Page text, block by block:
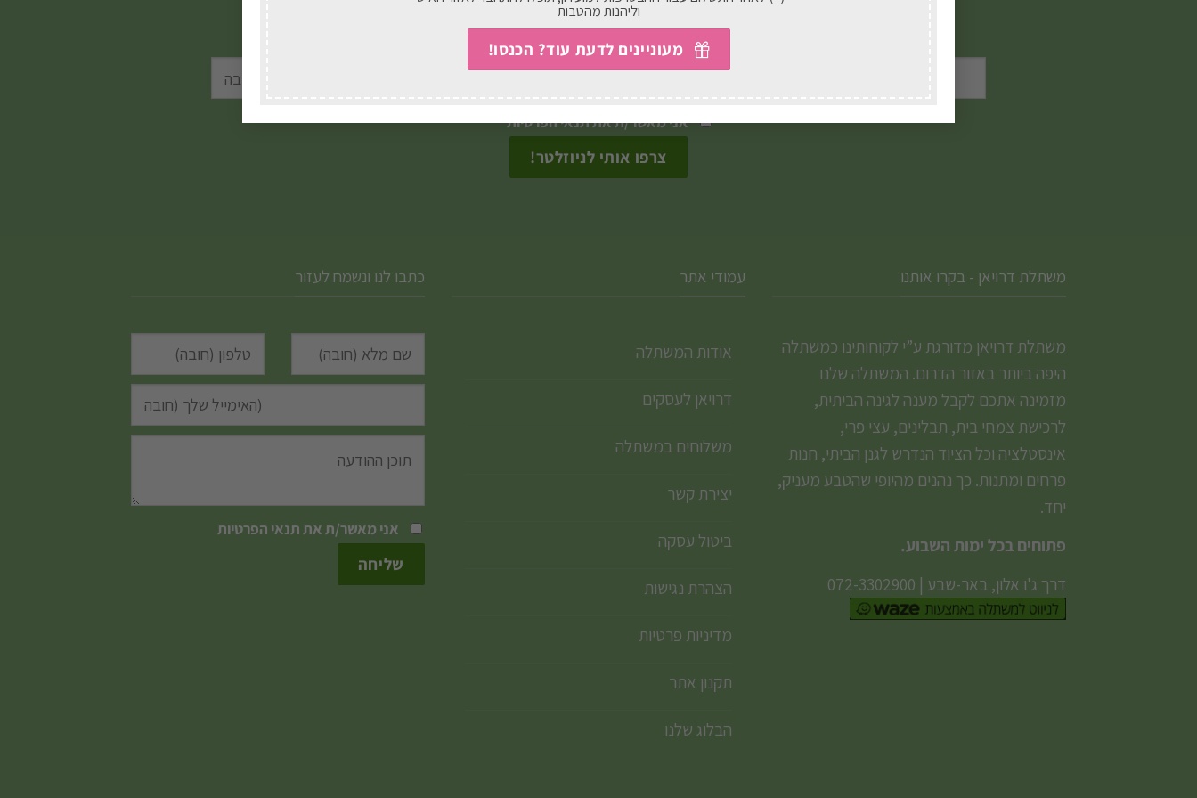
וליהנות מהטבות
מעוניינים לדעת עוד? הכנסו!
לבחור
ניתן
לבחור
בעמוד
לבחור
את
הטבות, מבצעים, עדכונים וטיפים חמים ישירות לתיבת המייל שלכם.
אני מאשר/ת אתתנאי הפרטיות
משתלת דרויאן - בקרו אותנו
משתלת דרויאן מדורגת ע”י לקוחותינו כמשתלה
היפה ביותר באזור הדרום. המשתלה שלנו
מזמינה אתכם לקבל מענה לגינה הביתית,
לרכישת צמחי בית, תבלינים, עצי פרי,
אינסטלציה וכל הציוד הנדרש לגנן הביתי, חנות
פרחים ומתנות. כך נהנים מהיופי שהטבע מעניק,
יחד.
פתוחים בכל ימות השבוע.
דרך ג'ו אלון, באר-שבע |
072-3302900
עמודי אתר
אודות המשתלה
דרויאן לעסקים
משלוחים במשתלה
יצירת קשר
ביטול עסקה
הצהרת נגישות
מדיניות פרטיות
תקנון אתר
הבלוג שלנו
כתבו לנו ונשמח לעזור
אני מאשר/ת אתתנאי הפרטיות